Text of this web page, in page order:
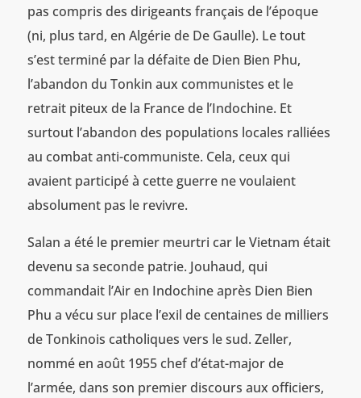
pas compris des dirigeants français de l’époque
(ni, plus tard, en Algérie de De Gaulle). Le tout
s’est terminé par la défaite de Dien Bien Phu,
l’abandon du Tonkin aux communistes et le
retrait piteux de la France de l’Indochine. Et
surtout l’abandon des populations locales ralliées
au combat anti-communiste. Cela, ceux qui
avaient participé à cette guerre ne voulaient
absolument pas le revivre.
Salan a été le premier meurtri car le Vietnam était
devenu sa seconde patrie. Jouhaud, qui
commandait l’Air en Indochine après Dien Bien
Phu a vécu sur place l’exil de centaines de milliers
de Tonkinois catholiques vers le sud. Zeller,
nommé en août 1955 chef d’état-major de
l’armée, dans son premier discours aux officiers,